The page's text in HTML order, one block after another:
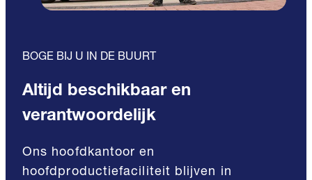
BOGE BIJ U IN DE BUURT
Altijd beschikbaar en
verantwoordelijk
Ons hoofdkantoor en
hoofdproductiefaciliteit blijven in